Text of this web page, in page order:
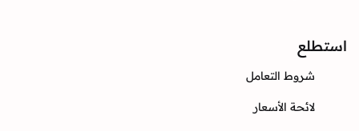
استطلع
شروط التعامل
لائحة الأسعار